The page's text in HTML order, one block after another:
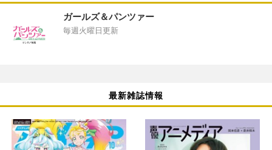
ガールズ＆パンツァー
毎週火曜日更新
最新雑誌情報